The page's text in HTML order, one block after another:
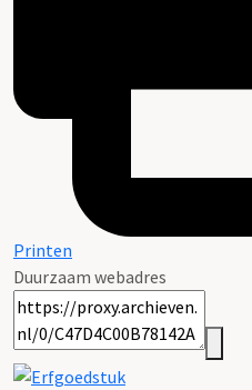
Printen
Duurzaam webadres